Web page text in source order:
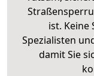
ist. Keine
Spezialisten
damit Sie